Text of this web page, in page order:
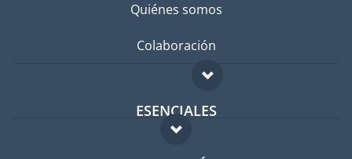
Quiénes somos
Colaboración
ESENCIALES
Foro para expatriados